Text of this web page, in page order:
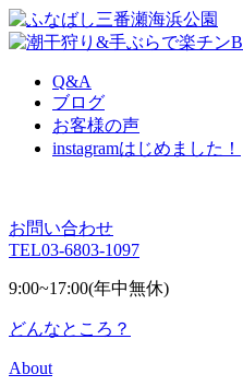
Q&A
ブログ
お客様の声
instagramはじめました！
お問い合わせ
TEL03-6803-1097
9:00~17:00(年中無休)
どんなところ？
About